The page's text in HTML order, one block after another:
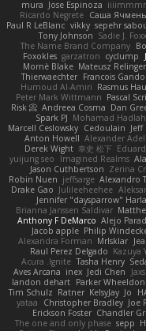
mura Jose Espinoza
Ricardo Negrete Саша Ячмень
Paul R LeBlanc vikky sepehr
Tony Johnson Sadie J. Foxx
The Name Brand Company
Foxokles garzatron cyclump
Mornè Blake Mateusz Relinger
Thierwaechter Francois
Humoud Al-Amiri Rasmus
Peter Mark Wittmann Pascal
Risk 📀 Andreea Cosma Dan
Spark PJ Mohamad Hadlah
Marcell Ceslowsky Cedoulain
Anton Howell Alexander
Derek Wight 幸史 松下
yuijung seo
Imagined Realms
Jason Cuthbertson Zerina
Robin Nuen jeffsarge Alexandro
Drake Gao Julileeheehee
Jennifer "daysparrow"
Brianna Janssen Saldivar
Anthony F DeMarco Alejo
Jacob apple Philip
Alexandra Forman MrIsklar
Raul Perez Delgado Kazuya
Acura .Ignite Tasha Henry
Aves Arcana inex Jedi Chen
landon dehart Parker Wheeldon
Tim Schulz Ratner KelsyJay Jo
yataa
Christopher Bradley Joe
Erickson Foster Chandler
The one and only phase sepp